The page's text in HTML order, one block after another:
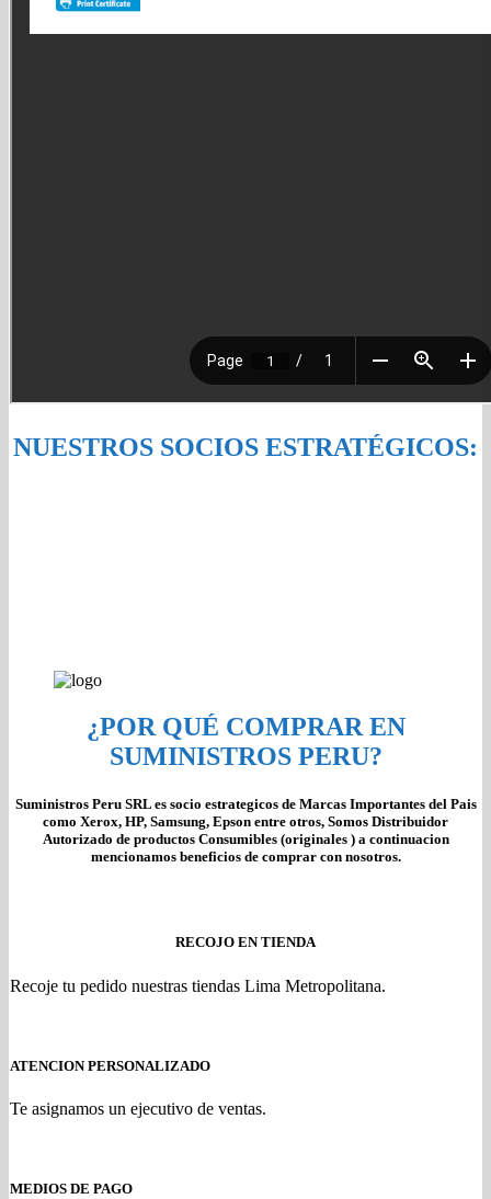
NUESTROS SOCIOS ESTRATÉGICOS:
¿POR QUÉ COMPRAR EN
SUMINISTROS PERU?
Suministros Peru SRL es socio estrategicos de Marcas Importantes del Pais
como Xerox, HP, Samsung, Epson entre otros, Somos Distribuidor
Autorizado de productos Consumibles (originales ) a continuacion
mencionamos beneficios de comprar con nosotros.
RECOJO EN TIENDA
Recoje tu pedido nuestras tiendas Lima Metropolitana.
ATENCION PERSONALIZADO
Te asignamos un ejecutivo de ventas.
MEDIOS DE PAGO